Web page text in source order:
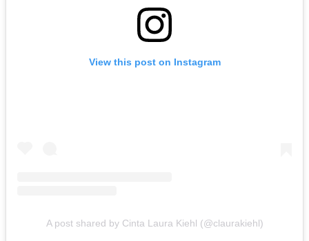
View this post on Instagram
A post shared by Cinta Laura Kiehl (@claurakiehl)